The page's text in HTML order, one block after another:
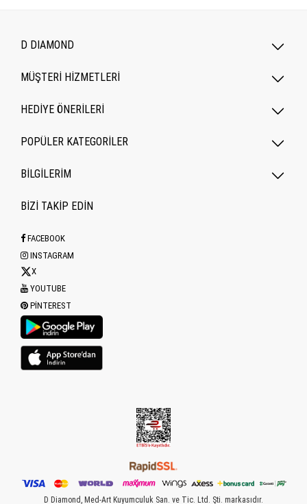
D DIAMOND
MÜŞTERİ HİZMETLERİ
HEDİYE ÖNERİLERİ
POPÜLER KATEGORILER
BİLGİLERİM
BİZİ TAKİP EDİN
FACEBOOK
INSTAGRAM
X
YOUTUBE
PINTEREST
D Diamond, Med-Art Kuyumculuk San. ve Tic. Ltd. Şti. markasıdır.